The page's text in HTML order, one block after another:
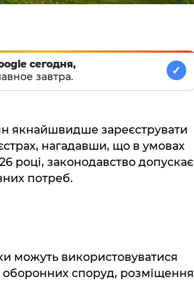
сегодня,
завтра.
✓
якнайшвидше зареєструвати
нагадавши, що в умовах
році, законодавство допускає
потреб.
можуть використовуватися
оборонних споруд, розміщення